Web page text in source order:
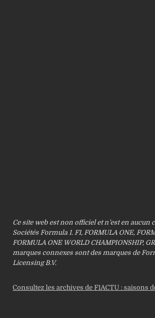
Ce site web est non officiel et n’est en aucun
Sociétés Formula 1. F1, FORMULA ONE,
FORMULA ONE WORLD CHAMPIONSHIP,
marques connexes sont des marques de
Licensing B.V.
Consultez les archives de F1ACTU : saisons